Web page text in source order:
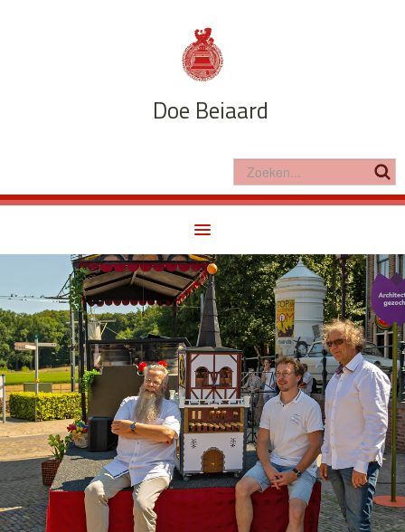
Doe Beiaard
Home
Doe Beiaard
Klok & Beiaard
In de klas
Nieuws
Media
Schakels
Agenda
Contact